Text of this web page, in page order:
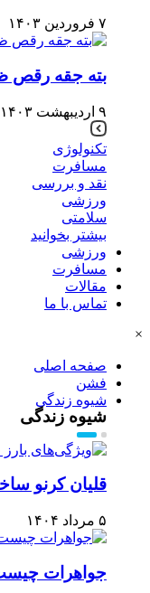
۷ فروردین ۱۴۰۳
بته جقه رقص
۹ اردیبهشت ۱۴۰۳
تکنولوژی
مسافرت
نقد و بررسی
ورزشی
سلامتی
بیشتر بخوانید
ورزشی
مسافرت
مقالات
تماس با ما
×
صفحه اصلی
فشن
شیوه زندگی
شیوه زندگی
قلیان کرنو
۵ مرداد ۱۴۰۴
جواهرات